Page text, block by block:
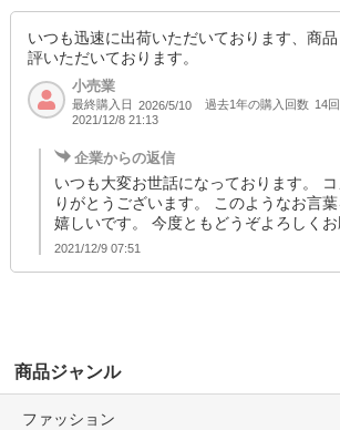
いつも迅速に出荷いただいております、商
評いただいております。
小売業
最終購入日 2026/5/10 過去1年の購入回数 14回
2021/12/8 21:13
企業からの返信
いつも大変お世話になっております。
りがとうございます。 このようなお言
嬉しいです。 今度ともどうぞよろしくお
2021/12/9 07:51
商品ジャンル
ファッション